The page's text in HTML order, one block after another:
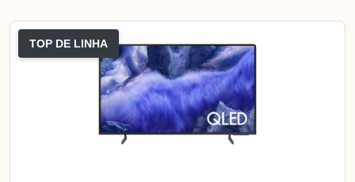
TOP DE LINHA